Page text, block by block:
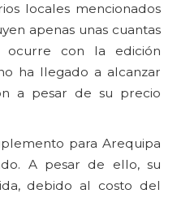
locales mencionados
apenas unas cuantas
ocurre con la edición
ha llegado a alcanzar
a pesar de su precio
para Arequipa
A pesar de ello, su
debido al costo del